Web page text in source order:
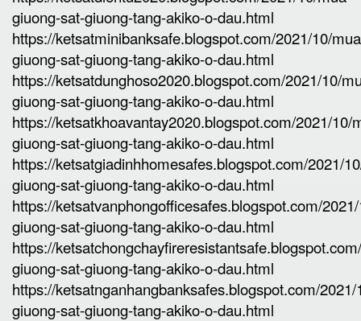
giuong-sat-giuong-tang-akiko-o-dau.html
https://ketsatminibanksafe.blogspot.com/2021/10/
giuong-sat-giuong-tang-akiko-o-dau.html
https://ketsatdunghoso2020.blogspot.com/2021/10/
giuong-sat-giuong-tang-akiko-o-dau.html
https://ketsatkhoavantay2020.blogspot.com/2021/10/
giuong-sat-giuong-tang-akiko-o-dau.html
https://ketsatgiadinhhomesafes.blogspot.com/2021/
giuong-sat-giuong-tang-akiko-o-dau.html
https://ketsatvanphongofficesafes.blogspot.com/
giuong-sat-giuong-tang-akiko-o-dau.html
https://
giuong-sat-giuong-tang-akiko-o-dau.html
https://ketsatnganhangbanksafes.blogspot.com/
giuong-sat-giuong-tang-akiko-o-dau.html